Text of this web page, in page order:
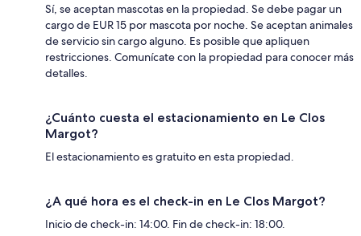
Sí, se aceptan mascotas en la propiedad. Se debe pagar un
cargo de EUR 15 por mascota por noche. Se aceptan animales
de servicio sin cargo alguno. Es posible que apliquen
restricciones. Comunícate con la propiedad para conocer más
detalles.
¿Cuánto cuesta el estacionamiento en Le Clos
Margot?
El estacionamiento es gratuito en esta propiedad.
¿A qué hora es el check-in en Le Clos Margot?
Inicio de check-in: 14:00. Fin de check-in: 18:00.